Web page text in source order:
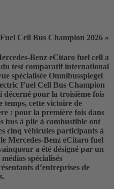
Cell Bus Champion 2026 »
Benz eCitaro fuel cell a
test comparatif international
spécialisée Omnibusspiegel
Fuel Cell Bus Champion
décerné pour la troisième fois
temps, cette victoire de
: pour la première fois dans
bus à pile à combustible ont
cinq véhicules participants à
Mercedes-Benz eCitaro fuel
a été désigné par un
spécialisés
d’entreprises de